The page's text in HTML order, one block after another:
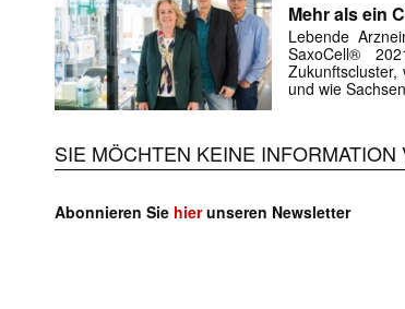
Mehr als ein
Lebende
SaxoCell®
und wie
SIE MÖCHTEN KEINE INFORMATION
Abonnieren Sie hierunseren Newsletter